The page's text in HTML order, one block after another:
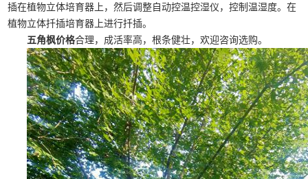
插在植物立体培育器上，然后调整自动控温控湿仪，控制温湿度。在
植物立体扦插培育器上进行扦插。
五角枫价格合理，成活率高，根条健壮，欢迎咨询选购。